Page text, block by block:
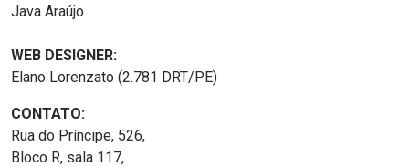
Java Araújo
WEB DESIGNER:
Elano Lorenzato (2.781 DRT/PE)
CONTATO:
Rua do Príncipe, 526,
Bloco R, sala 117,